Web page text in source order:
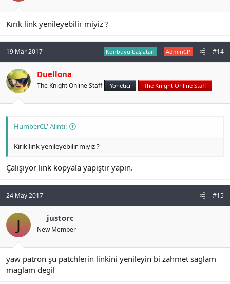
Kırık link yenileyebilir miyiz ?
19 Mar 2017 Konbuyu başlatan AdminCP #14
Duellona
The Knight Online Staff Yönetici The Knight Online Staff
HumberCL' Alıntı:
Kırık link yenileyebilir miyiz ?
Çalışıyor link kopyala yapıştır yapın.
24 May 2017 #15
J justorc
New Member
yaw patron şu patchlerin linkini yenileyin bi zahmet saglam
maglam degil